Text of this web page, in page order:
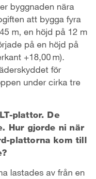
byggnaden nära
att bygga fyra
m, en höjd på 12 m
på en höjd på
+18,00 m).
för
under cirka tre
plattor. De
Hur gjorde ni när
plattorna kom till
lastades av från en